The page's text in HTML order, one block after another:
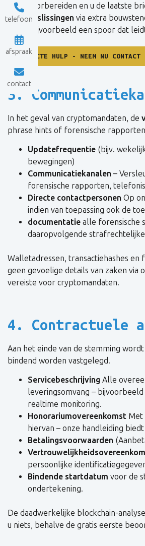
voorbereiden en u de laatste
beslissingen via extra
(bijvoorbeeld een spoor dat
DIRECTE HULP - NEEM NU CONTACT
3.
In het geval van cryptomandaten, de
phrase hints of forensische
Updatefrequentie (bijv.
bewegingen)
Communicatiekanalen –
forensische rapporten,
Directe contactpersonen Op
indien van toepassing ook de
documentatie alle forensische
daaropvolgende
Walletadressen, transactiehashes
geen gevoelige details van zaken
vereiste voor cryptomandaten.
4. Contractuele
Aan het einde van de stemming
bindend worden vastgelegd.
Servicebeschrijving Alle
leveringsomvang –
realtime monitoring.
Honorariumovereenkomst Met
hiervan – onze handleiding
Betalingsvoorwaarden
persoonlijke
Bindende startdatum voor de
ondertekening.
De daadwerkelijke blockchain-
u niets, behalve de gratis eerste
telefoon
afspraak
contact